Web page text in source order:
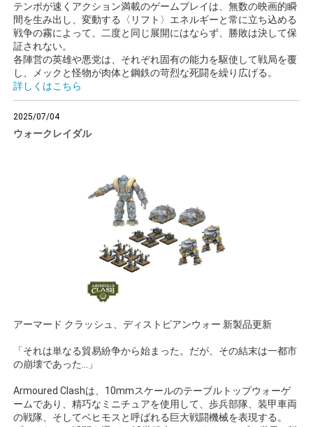
テンポが速くアクション満載のゲームプレイは、無数の映画的瞬
間を生み出し、変動する〈リフト〉エネルギーと常に立ち込める
戦争の霧によって、二度と同じ展開にはならず、勝敗は決して保
証されない。
各陣営の英雄や悪党は、それぞれ固有の能力を駆使して戦局を覆
し、メックと怪物が肉体と鋼鉄の苛烈な死闘を繰り広げる。
詳しくはこちら
2025/07/04
ウォークレイダル
アーマード クラッシュ、ディストピアンウォー 新製品更新
「それは単なる貿易紛争から始まった。だが、その結末は一都市
の崩壊であった…」
Armoured Clashは、10mmスケールのテーブルトップウォーゲ
ームであり、精巧なミニチュアを使用して、歩兵部隊、装甲車両
の戦隊、そしてベヒモスと呼ばれる巨大戦闘機械を表現する。